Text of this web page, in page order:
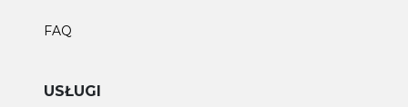
FAQ
USŁUGI